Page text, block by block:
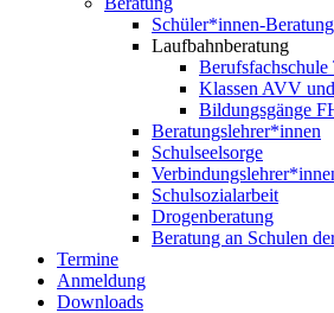
Schüler*innen-Beratung
Laufbahnberatung
Klassen AVV
Bildungsgänge
Beratungslehrer*innen
Schulseelsorge
Schulsozialarbeit
Drogenberatung
Beratung an Schulen
Termine
Anmeldung
Downloads